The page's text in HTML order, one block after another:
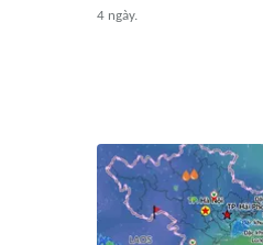
4 ngày.